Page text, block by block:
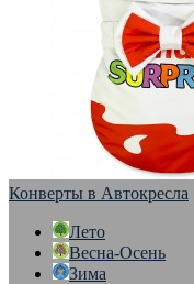
Конверты в Автокресла
Лето
Весна-Осень
Зима